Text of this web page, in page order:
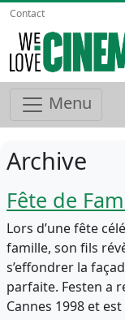
Contact
Menu
Archive
Fête de
Lors d’une fête
famille, son fils
s’effondrer la
parfaite. Festen a
Cannes 1998 et